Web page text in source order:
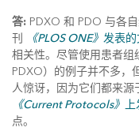
答: PDXO 和 PDO 与各
刊
《PLOS ONE》 发表
相关性。尽管使用患者组
PDXO）的例子并不多，
人惊讶，因为它们都来
《Current Protocols》 上
点。